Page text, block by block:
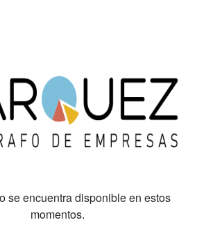
se encuentra disponible en estos
momentos.